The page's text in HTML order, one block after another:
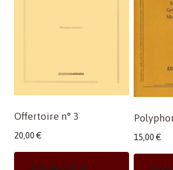
Offertoire n° 3
20,00 € 15,00 €